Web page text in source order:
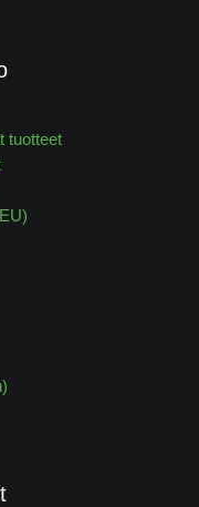
tuotteet